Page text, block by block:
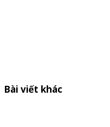
Bài viết khác